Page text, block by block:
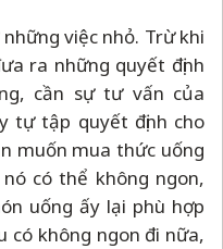
việc nhỏ. Trừ khi
ra những quyết định
cần sự tư vấn của
tự tập quyết định cho
muốn mua thức uống
có thể không ngon,
uống ấy lại phù hợp
có không ngon đi nữa,